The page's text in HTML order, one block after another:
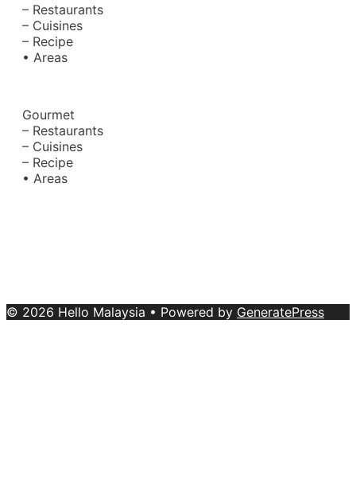
– Restaurants
– Cuisines
– Recipe
• Areas
Gourmet
– Restaurants
– Cuisines
– Recipe
• Areas
© 2026 Hello Malaysia • Powered by GeneratePress